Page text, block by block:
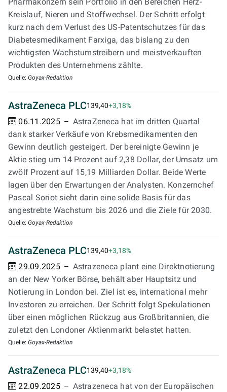
Pharmakonzern sein Portfolio in den Bereichen Herz-
Kreislauf, Nieren und Stoffwechsel. Der Schritt erfolgt
kurz nach dem Verlust des US-Patentschutzes für das
Diabetesmedikament Farxiga, das bislang zu den
wichtigsten Wachstumstreibern und meistverkauften
Produkten des Unternehmens zählte.
Quelle: Goyax-Redaktion
AstraZeneca PLC139,40+3,18%
06.11.2025
AstraZeneca hat im dritten Quartal
dank starker Verkäufe von Krebsmedikamenten den
Gewinn deutlich gesteigert. Der bereinigte Gewinn je
Aktie stieg um 14 Prozent auf 2,38 Dollar, der Umsatz um
zwölf Prozent auf 15,19 Milliarden Dollar. Beide Werte
lagen über den Erwartungen der Analysten. Konzernchef
Pascal Soriot sieht darin eine solide Basis für das
angestrebte Wachstum bis 2026 und die Ziele für 2030.
Quelle: Goyax-Redaktion
AstraZeneca PLC139,40+3,18%
29.09.2025
Astrazeneca plant eine Direktnotierung
an der New Yorker Börse, behält aber Hauptsitz und
Notierung in London bei. Ziel ist es, international mehr
Investoren zu erreichen. Der Schritt folgt Spekulationen
über einen möglichen Rückzug aus Großbritannien, die
zuletzt den Londoner Aktienmarkt belastet hatten.
Quelle: Goyax-Redaktion
AstraZeneca PLC139,40+3,18%
22.09.2025
Astrazeneca hat von der Europäischen